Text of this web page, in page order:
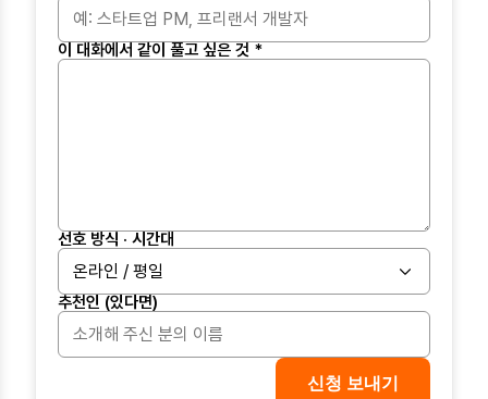
이 대화에서 같이 풀고 싶은 것 *
선호 방식 · 시간대
온라인 / 평일
추천인 (있다면)
신청 보내기